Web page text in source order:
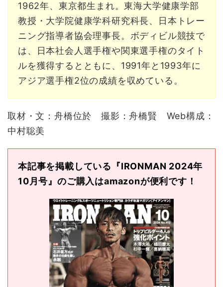
1962年、東京都生まれ。東海大学健康学部
教授・大学院健康学科研究科長、日本トレー
ニング指導者協会理事長。ボディビル競技で
は、日本社会人選手権や関東選手権のタイト
ルを獲得するとともに、1991年と1993年に
アジア選手権2位の成績を収めている。
取材・文：舟橋位於 撮影：舟橋賢 Web構成：
中村聡美
本記事を掲載している『IRONMAN 2024年
10月号』のご購入はamazonが便利です！